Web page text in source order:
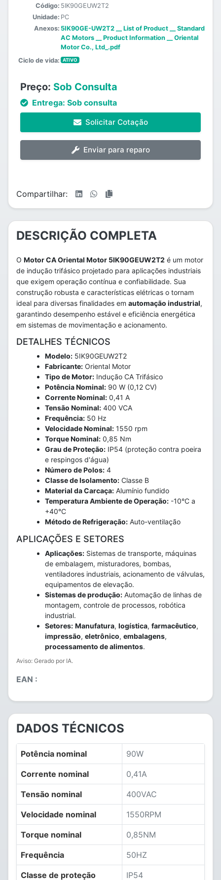
Código: 5IK90GEUW2T2
Unidade: PC
Anexos: 5IK90GE-UW2T2 __ List of Product __ Standard
AC Motors __ Product Information __ Oriental
Motor Co., Ltd_.pdf
Ciclo de vida:
ATIVO
Preço: Sob Consulta
Entrega: Sob consulta
Solicitar Cotação
Enviar para reparo
Compartilhar:
DESCRIÇÃO COMPLETA
O Motor CA Oriental Motor 5IK90GEUW2T2 é um motor
de indução trifásico projetado para aplicações industriais
que exigem operação contínua e confiabilidade. Sua
construção robusta e características elétricas o tornam
ideal para diversas finalidades em automação industrial,
garantindo desempenho estável e eficiência energética
em sistemas de movimentação e acionamento.
DETALHES TÉCNICOS
Modelo: 5IK90GEUW2T2
Fabricante: Oriental Motor
Tipo de Motor: Indução CA Trifásico
Potência Nominal: 90 W (0,12 CV)
Corrente Nominal: 0,41 A
Tensão Nominal: 400 VCA
Frequência: 50 Hz
Velocidade Nominal: 1550 rpm
Torque Nominal: 0,85 Nm
Grau de Proteção: IP54 (proteção contra poeira
e respingos d'água)
Número de Polos: 4
Classe de Isolamento: Classe B
Material da Carcaça: Alumínio fundido
Temperatura Ambiente de Operação: -10°C a
+40°C
Método de Refrigeração: Auto-ventilação
APLICAÇÕES E SETORES
Aplicações: Sistemas de transporte, máquinas
de embalagem, misturadores, bombas,
ventiladores industriais, acionamento de válvulas,
equipamentos de elevação.
Sistemas de produção: Automação de linhas de
montagem, controle de processos, robótica
industrial.
Setores: Manufatura, logística, farmacêutico,
impressão, eletrônico, embalagens,
processamento de alimentos.
Aviso: Gerado por IA.
EAN :
DADOS TÉCNICOS
Potência nominal 90W
Corrente nominal 0,41A
Tensão nominal 400VAC
Velocidade nominal 1550RPM
Torque nominal 0,85NM
Frequência 50HZ
Classe de proteção IP54